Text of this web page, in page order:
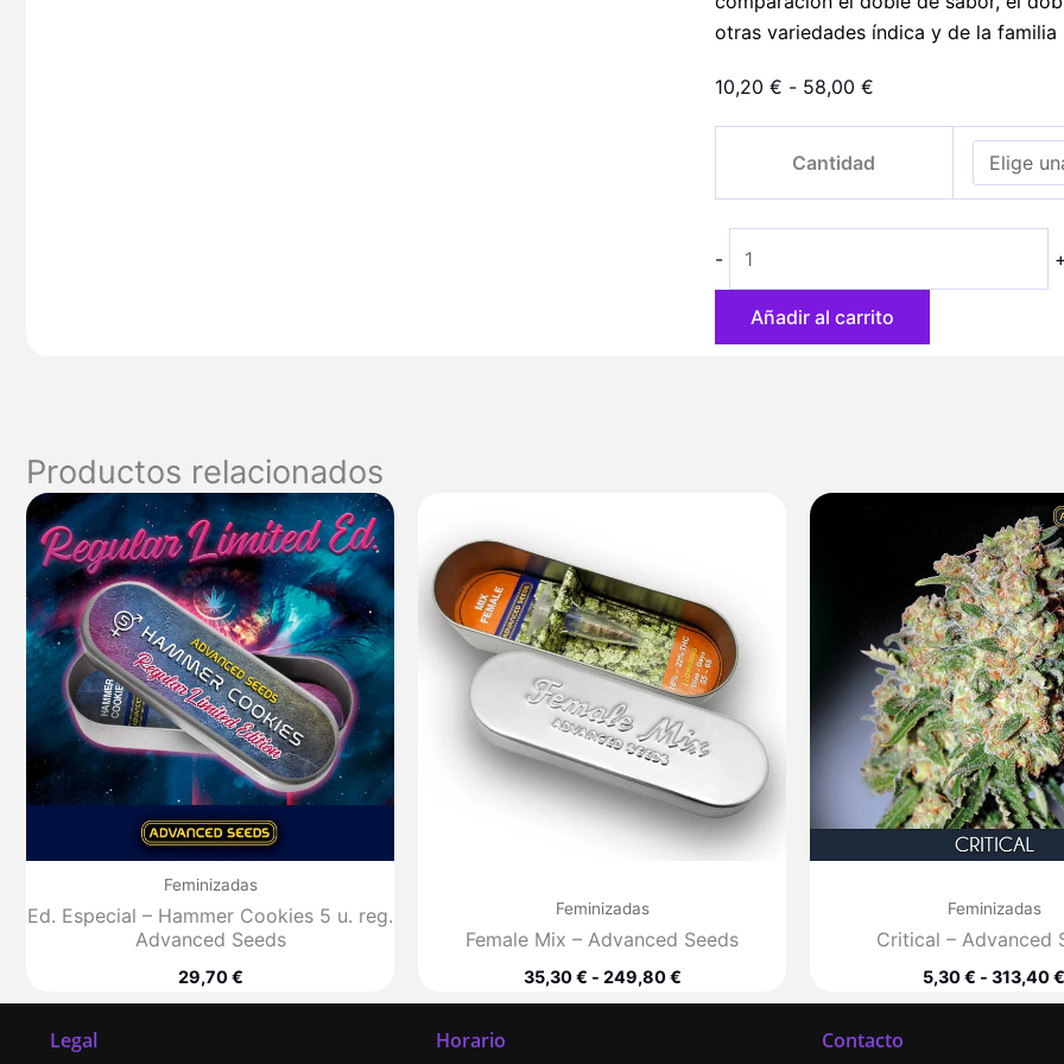
otras variedades índica y de la familia
10,20 € - 58,00 €Rango
desde
Cantidad
-
Kush
cantidad
+
Añadir al carrito
Productos relacionados
Feminizadas
Ed. Especial – Hammer Cookies 5 u. reg.
Advanced Seeds
29,70€
Feminizadas
Female Mix – Advanced Seeds
35,30€ - 249,80€
hasta
249,80 €
Feminizadas
Critical – Advanced
5,30€ - 313,40€
Legal Horario Contacto